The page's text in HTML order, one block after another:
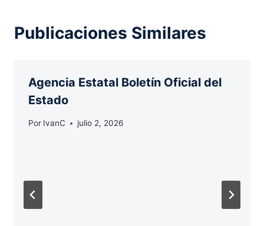
Publicaciones Similares
Agencia Estatal Boletín Oficial del
Estado
Por IvanC julio 2, 2026